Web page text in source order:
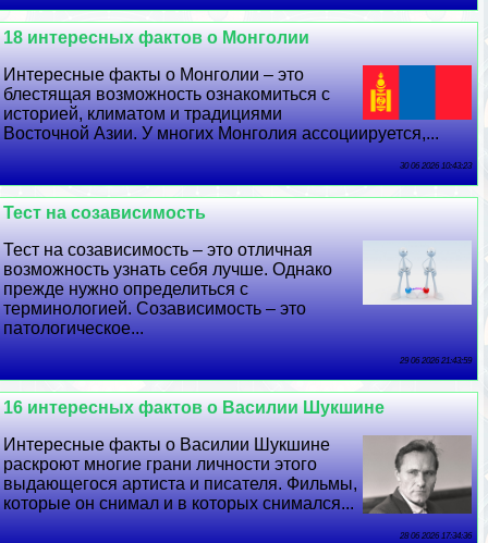
18 интересных фактов о Монголии
Интересные факты о Монголии – это
блестящая возможность ознакомиться с
историей, климатом и традициями
Восточной Азии. У многих Монголия ассоциируется,...
30 06 2026 10:43:23
Тест на созависимость
Тест на созависимость – это отличная
возможность узнать себя лучше. Однако
прежде нужно определиться с
терминологией. Созависимость – это
патологическое...
29 06 2026 21:43:59
16 интересных фактов о Василии Шукшине
Интересные факты о Василии Шукшине
раскроют многие грани личности этого
выдающегося артиста и писателя. Фильмы,
которые он снимал и в которых снимался...
28 06 2026 17:34:36